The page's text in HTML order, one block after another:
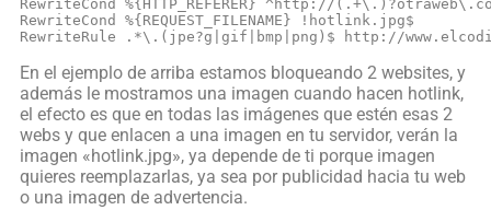
RewriteCond %{HTTP_REFERER} ^http://
RewriteCond %{REQUEST_FILENAME} !hotlink.jpg$
RewriteRule .*\.(jpe?g|gif|bmp|png)$ http://
En el ejemplo de arriba estamos bloqueando 2 websites, y
además le mostramos una imagen cuando hacen hotlink,
el efecto es que en todas las imágenes que estén esas 2
webs y que enlacen a una imagen en tu servidor, verán la
imagen «hotlink.jpg», ya depende de ti porque imagen
quieres reemplazarlas, ya sea por publicidad hacia tu web
o una imagen de advertencia.